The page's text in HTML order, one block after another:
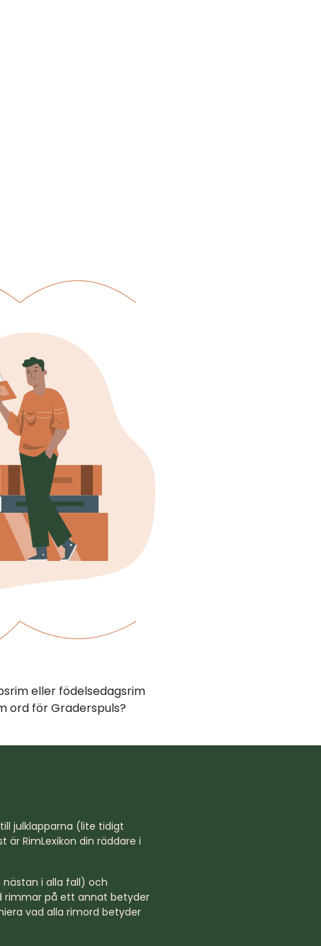
eller födelsedagsrim
ord för Graderspuls?
julklapparna (lite tidigt
är RimLexikon din räddare i
nästan i alla fall) och
rimmar på ett annat betyder
vad alla rimord betyder